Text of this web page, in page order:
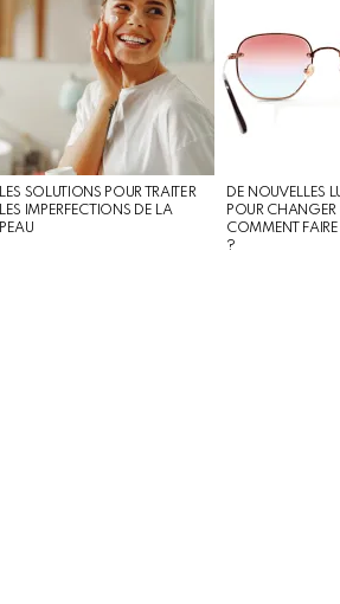
LES SOLUTIONS POUR TRAITER
LES IMPERFECTIONS DE LA
PEAU
DE NOUVELLES
POUR CHANGER
COMMENT
?